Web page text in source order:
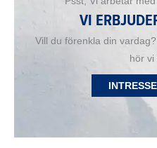
VI
Vill du förenkla din
hör vi